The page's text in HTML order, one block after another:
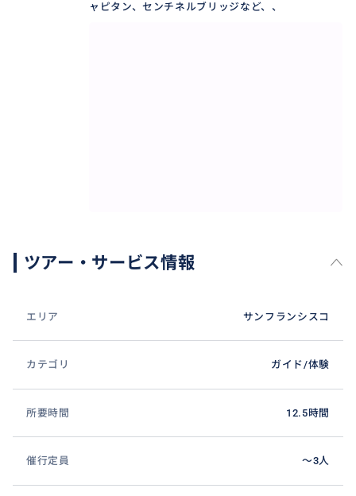
ャピタン、センチネルブリッジなど、、
ツアー・サービス情報
エリア サンフランシスコ
カテゴリ ガイド/体験
所要時間 12.5時間
催行定員 〜3人